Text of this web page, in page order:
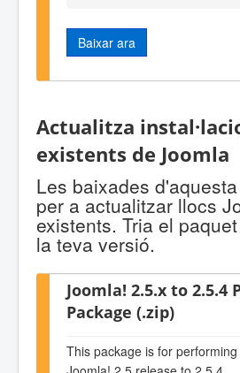
Baixar ara
Actualitza
existents de Joomla
Les baixades
per a actualitzar llocs
existents. Tria el
la teva versió.
Joomla! 2.5.x to 2.5.4
Package (.zip)
This package is for